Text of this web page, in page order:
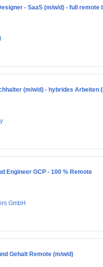
- SaaS (m/w/d) - full remote
(m/w/d) - hybrides Arbeiten
Engineer GCP - 100 % Remote
GmbH
Gehalt Remote (m/w/d)